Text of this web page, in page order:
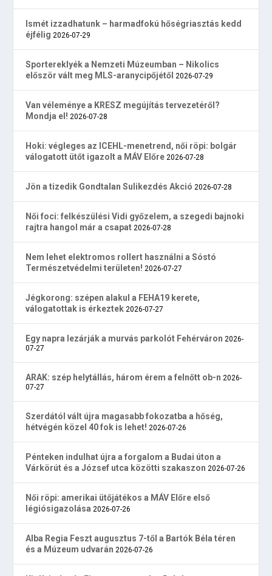
Ismét izzadhatunk – harmadfokú hőségriasztás kedd
éjfélig 2026-07-29
Sportereklyék a Nemzeti Múzeumban – Nikolics
először vált meg MLS-aranycipőjétől 2026-07-29
Van véleménye a KRESZ megújítás tervezetéről?
Mondja el! 2026-07-28
Hoki: végleges az ICEHL-menetrend, női röpi: bolgár
válogatott ütőt igazolt a MÁV Előre 2026-07-28
Jön a tizedik Gondtalan Sulikezdés Akció 2026-07-28
Női foci: felkészülési Vidi győzelem, a szegedi bajnoki
rajtra hangol már a csapat 2026-07-28
Nem lehet elektromos rollert használni a Sóstó
Természetvédelmi területen! 2026-07-27
Jégkorong: szépen alakul a FEHA19 kerete,
válogatottak is érkeztek 2026-07-27
Egy napra lezárják a murvás parkolót Fehérváron 2026-
07-27
ARAK: szép helytállás, három érem a felnőtt ob-n 2026-
07-27
Szerdától vált újra magasabb fokozatba a hőség,
hétvégén közel 40 fok is lehet! 2026-07-26
Pénteken indulhat újra a forgalom a Budai úton a
Várkörút és a József utca közötti szakaszon 2026-07-26
Női röpi: amerikai ütőjátékos a MÁV Előre első
légiósigazolása 2026-07-26
Alba Regia Feszt augusztus 7-től a Bartók Béla téren
és a Múzeum udvarán 2026-07-26